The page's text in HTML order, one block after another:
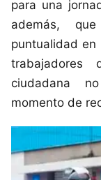
para una
además,
puntualidad en
trabajadores
ciudadana
momento de